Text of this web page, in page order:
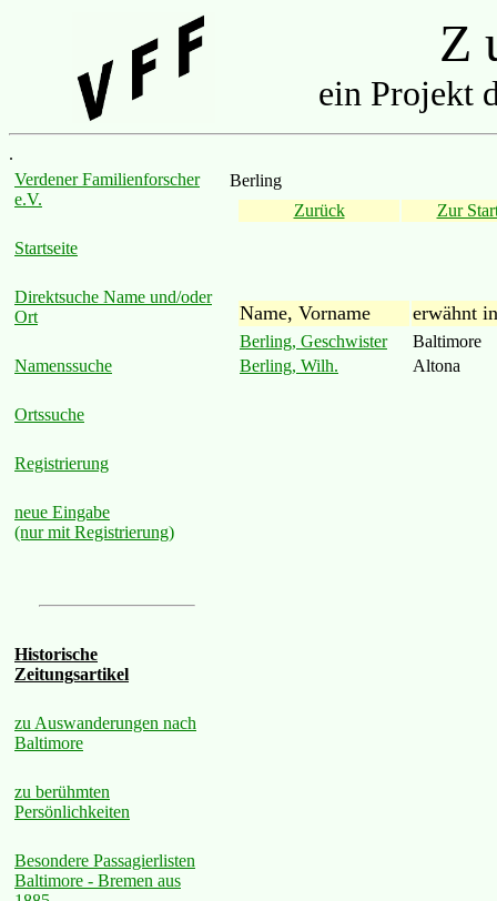
Z
ein Projekt
.
Verdener Familienforscher
e.V.
Startseite
Direktsuche Name und/oder
Ort
Namenssuche
Ortssuche
Registrierung
neue Eingabe
(nur mit Registrierung)
Historische
Zeitungsartikel
zu Auswanderungen nach
Baltimore
zu berühmten
Persönlichkeiten
Besondere Passagierlisten
Baltimore - Bremen aus
Berling
Zurück
Zur
Name, Vorname erwähnt in
Berling, Geschwister
Baltimore
Berling, Wilh.
Altona